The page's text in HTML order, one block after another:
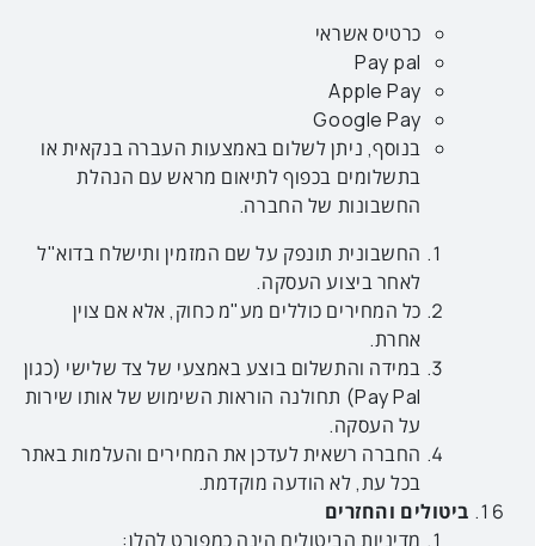
כרטיס אשראי
Pay pal
Apple Pay
Google Pay
בנוסף, ניתן לשלום באמצעות העברה בנקאית או
בתשלומים בכפוף לתיאום מראש עם הנהלת
החשבונות של החברה.
החשבונית תונפק על שם המזמין ותישלח בדוא"ל
לאחר ביצוע העסקה.
כל המחירים כוללים מע"מ כחוק, אלא אם צוין
אחרת.
במידה והתשלום בוצע באמצעי של צד שלישי (כגון
Pay Pal) תחולנה הוראות השימוש של אותו שירות
על העסקה.
החברה רשאית לעדכן את המחירים והעלמות באתר
בכל עת, לא הודעה מוקדמת.
ביטולים והחזרים
מדיניות הביטולים הינה כמפורט להלן: